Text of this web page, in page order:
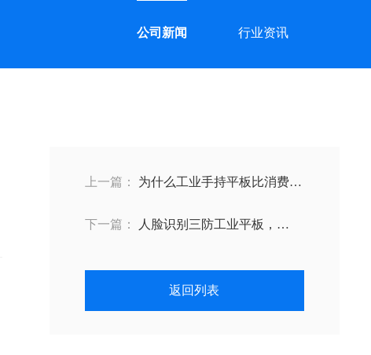
公司新闻 行业资讯
上一篇： 为什么工业手持平板比消费级
下一篇：
人脸识别三防工业平板，
返回列表